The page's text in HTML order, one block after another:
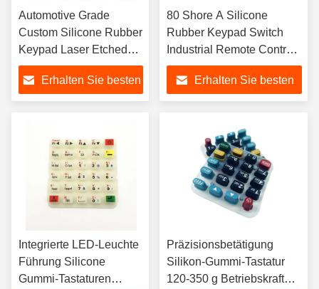
Automotive Grade
Custom Silicone Rubber
Keypad Laser Etched
Button for Car Key Fob
Steering Control
-40/+125C 500K Cycle
Erhalten Sie besten
80 Shore A Silicone
Rubber Keypad Switch
Industrial Remote Control
1M Cycle Tactile
FeedbackErhalten Sie besten
Integrierte LED-Leuchte
Führung Silicone
Gummi-Tastaturen
Präzisionsbetätigung
Silikon-Gummi-Tastatur
120-350 g Betriebskraft